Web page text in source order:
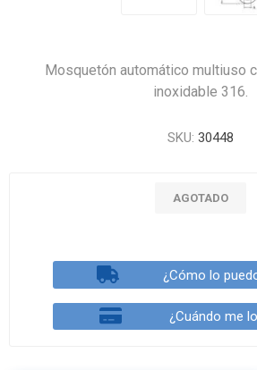
Mosquetón automático multiuso
inoxidable 316.
SKU: 30448
AGOTADO
¿Cómo lo
¿Cuándo me